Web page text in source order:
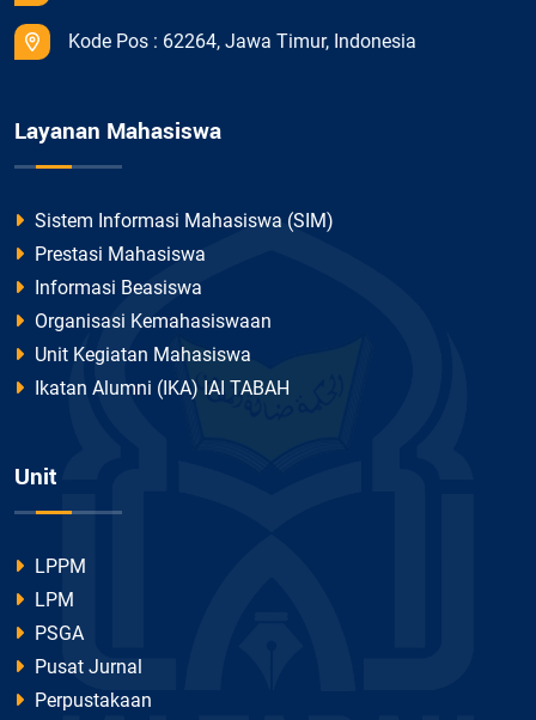
Kode Pos : 62264, Jawa Timur, Indonesia
Layanan Mahasiswa
Sistem Informasi Mahasiswa (SIM)
Prestasi Mahasiswa
Informasi Beasiswa
Organisasi Kemahasiswaan
Unit Kegiatan Mahasiswa
Ikatan Alumni (IKA) IAI TABAH
Unit
LPPM
LPM
PSGA
Pusat Jurnal
Perpustakaan